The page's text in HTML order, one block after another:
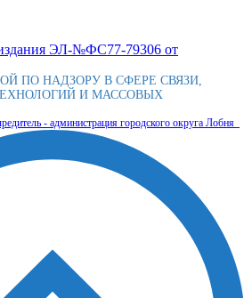
издания ЭЛ-№ФС77-79306 от
ПО НАДЗОРУ В СФЕРЕ СВЯЗИ,
И МАССОВЫХ
- администрация городского округа Лобня